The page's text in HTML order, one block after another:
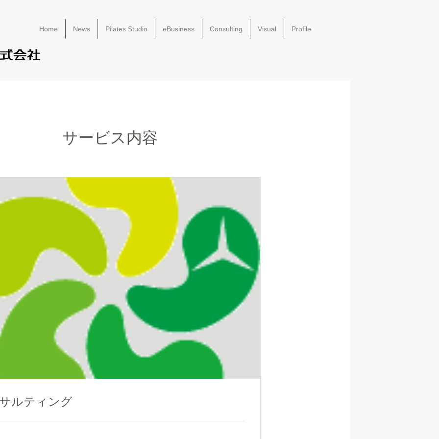
Home News Pilates Studio eBusiness Consulting Visual Profile
サービス内容
ルティング